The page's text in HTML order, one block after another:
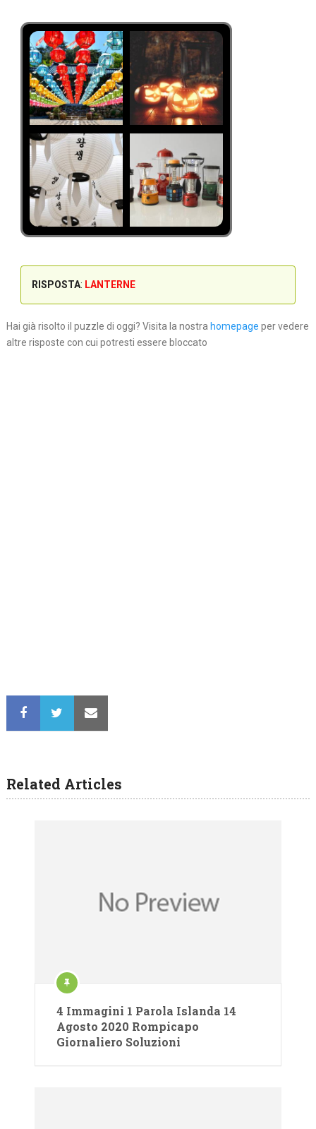
RISPOSTA: LANTERNE
Hai già risolto il puzzle di oggi? Visita la nostra homepage per vedere
altre risposte con cui potresti essere bloccato
Related Articles
4 Immagini 1 Parola Islanda 14
Agosto 2020 Rompicapo
Giornaliero Soluzioni